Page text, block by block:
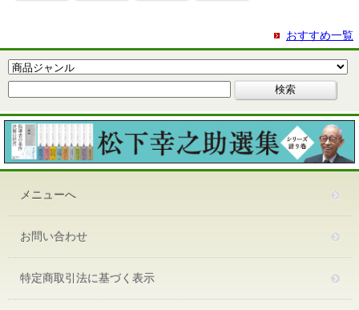
おすすめ一覧
メニューへ
お問い合わせ
特定商取引法に基づく表示